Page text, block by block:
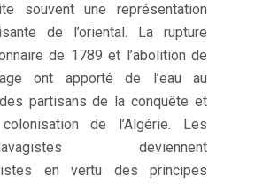
souvent une représentation
de l’oriental. La rupture
de 1789 et l’abolition de
ont apporté de l’eau au
partisans de la conquête et
de l’Algérie. Les
deviennent
en vertu des principes